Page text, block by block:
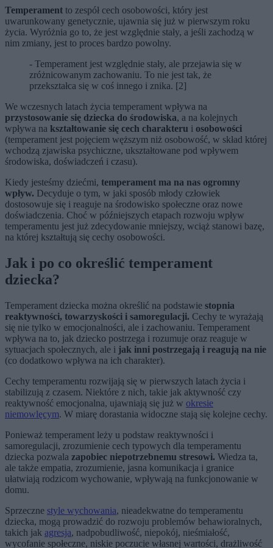
Temperament to zespół cech osobowości, który jest
uwarunkowany genetycznie, ujawnia się już w pierwszym roku
życia. Wyróżnia go to, że jest względnie stały, a jeśli zachodzą w
nim zmiany, jest to proces bardzo powolny.
- Temperament jest względnie stały, ale przejawia się w
zróżnicowanym zachowaniu. To nie jest tak, że
przekształca się w coś innego i znika. [2]
We wczesnych latach życia temperament wpływa na
przystosowanie się dziecka do środowiska, a na kolejnych
wpływa na kształtowanie się cech charakteru i osobowości
(temperament jest pojęciem węższym niż osobowość, w skład której
wchodzą zjawiska psychiczne, ukształtowane pod wpływem
środowiska, doświadczeń i czasu).
Kiedy jesteśmy dziećmi, temperament ma na nas ogromny
wpływ. Decyduje o tym, w jaki sposób młody człowiek
dostosowuje się i reaguje na środowisko społeczne oraz nowe
doświadczenia. Choć w późniejszych etapach rozwoju wpływ
temperamentu jest już zdecydowanie mniejszy, wciąż stanowi bazę,
na której kształtują się cechy osobowości.
Jak i po co określić temperament
dziecka?
Temperament dziecka można określić na podstawie stopnia
reaktywności, towarzyskości i samoregulacji. Cechy te wyrażają
się nie tylko w emocjonalności, ale i zachowaniu. Temperament
wpływa na to, jak dziecko postrzega i rozumuje oraz reaguje w
sytuacjach społecznych, ale i jak inni postrzegają i reagują na nie
(co dodatkowo wpływa na ich charakter).
Cechy temperamentu rozwijają się w pierwszych latach życia i
stabilizują z czasem. Niektóre z nich, takie jak aktywność czy
reaktywność emocjonalna, ujawniają się już w okresie
niemowlęcym. W miarę dorastania widoczne stają się kolejne cechy.
Ponieważ temperament leży u podstaw reaktywności i
samoregulacji, zrozumienie cech typowych dla temperamentu
dziecka pozwala zapobiec niepotrzebnemu stresowi. Wiedza ta,
ale także empatia, zrozumienie, jasna komunikacja i granice
ułatwiają rodzicom wychowanie, wpływają na funkcjonowanie w
domu.
Sprzeczne style wychowania, nieadekwatne do temperamentu
dziecka, mogą prowadzić do rozwoju problemów behawioralnych,
takich jak agresja, nadpobudliwość, niepokój, nieśmiałość,
wycofanie społeczne, niskie poczucie własnej wartości, drażliwość